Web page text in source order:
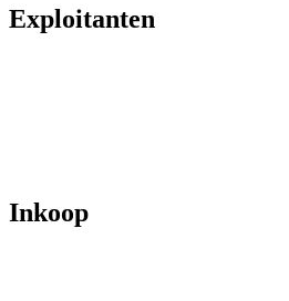
Exploitanten
Inkoop